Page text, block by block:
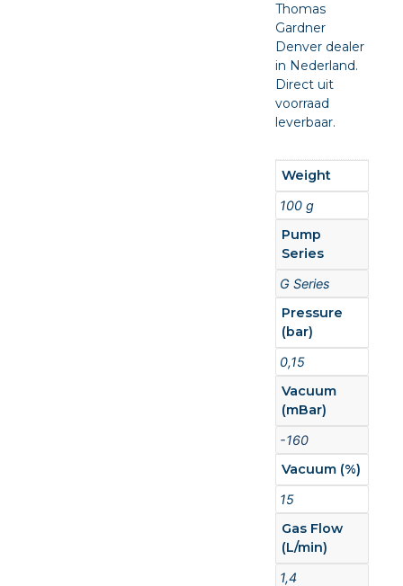
Thomas
Gardner
Denver dealer
in Nederland.
Direct uit
voorraad
leverbaar.
Weight
100 g
Pump
Series
G Series
Pressure
(bar)
0,15
Vacuum
(mBar)
-160
Vacuum (%)
15
Gas Flow
(L/min)
1,4